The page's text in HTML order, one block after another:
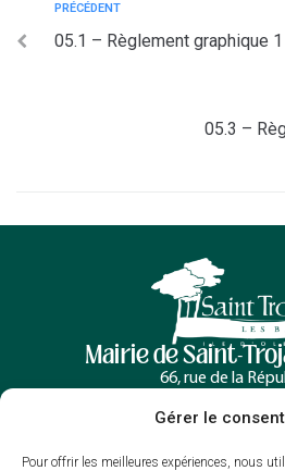
Gérer le
Pour offrir les meilleures expériences, nous
PRÉCÉDENT
05.1 – Règlement graphique 1
05.3 –
Mairie de Saint-
66, rue de la
17370 Saint-Trojan-
Contacter la